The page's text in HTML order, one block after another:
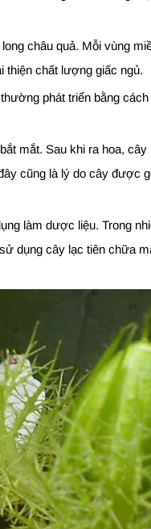
châu quả. Mỗi vùng
thiện chất lượng giấc ngủ.
phát triển bằng
mắt. Sau khi ra hoa,
cũng là lý do cây được
làm dược liệu. Trong
dụng cây lạc tiên chữa